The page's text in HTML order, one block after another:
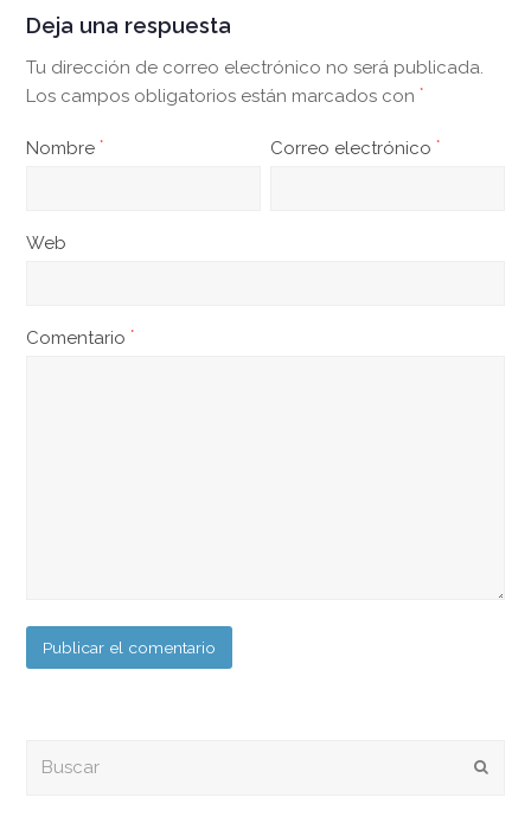
Deja una respuesta
Tu dirección de correo electrónico no será publicada.
Los campos obligatorios están marcados con*
Nombre* Correo electrónico*
Web
Comentario*